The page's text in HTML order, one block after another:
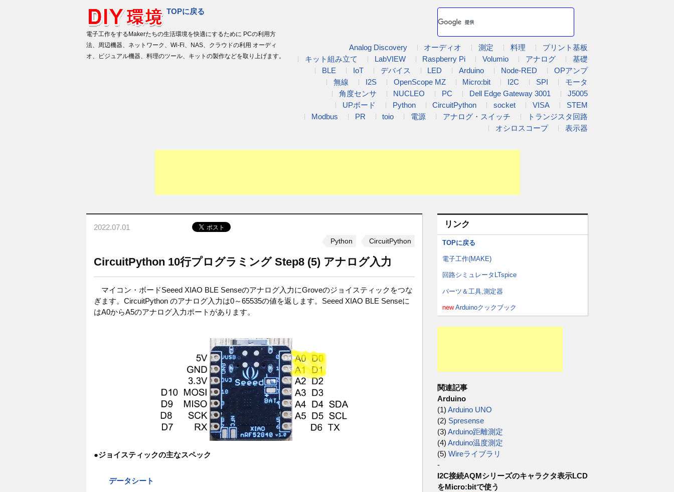
TOPに戻る
電子工作をするMakerたちの生活環境を快適にするために PCの利用方
法、周辺機器、ネットワーク、Wi-Fi、NAS、クラウドの利用 オーディ
オ、ビジュアル機器、料理のツール、キットの製作などを取り上げます。
Analog Discovery オーディオ 測定 料理
プリント基板
キット組み立て
LabVIEW Raspberry Pi Volumio アナログ
基礎
BLE
IoT デバイス LED Arduino Node-RED
OPアンプ
無線
I2S OpenScope MZ Micro:bit I2C SPI
モータ
角度センサ
NUCLEO PC Dell Edge Gateway 3001
J5005
UPボード
Python CircuitPython socket VISA
STEM
Modbus
PR toio 電源 アナログ・スイッチ
トランジスタ回路
オシロスコープ
表示器
2022.07.01
Python CircuitPython
CircuitPython 10行プログラミング Step8 (5) アナログ入力
マイコン・ボードSeeed XIAO BLE Senseのアナログ入力にGroveのジョイスティックをつな
ぎます。CircuitPython のアナログ入力は0～65535の値を返します。Seeed XIAO BLE Senseに
はA0からA5のアナログ入力ポートがあります。
●ジョイスティックの主なスペック
データシート
リンク
TOPに戻る
電子工作(MAKE)
回路シミュレータLTspice
パーツ＆工具,測定器
newArduinoクックブック
関連記事
Arduino
(1) Arduino UNO
(2) Spresense
(3) Arduino距離測定
(4) Arduino温度測定
(5) Wireライブラリ
-
I2C接続AQMシリーズのキャラクタ表示LCD
をMicro:bitで使う